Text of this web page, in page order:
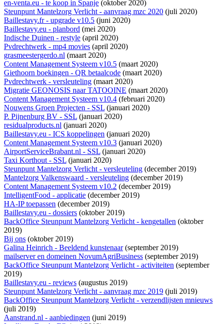
en-venta.eu - te koop in Spanje (oktober 2020)
Steunpunt Mantelzorg Verlicht - aanvraag mzc 2020 (juli 2020)
Baillestavy.fr - upgrade v10.5 (juni 2020)
Baillestavy.eu - planbord (mei 2020)
Indische Duinen - restyle (april 2020)
Pvdrechtwerk - mp4 movies (april 2020)
grasmeestergerdo.nl (maart 2020)
Content Management Systeem v10.5 (maart 2020)
Giethoorn boekingen - QR betaalcode (maart 2020)
Pvdrechtwerk - versleuteling (maart 2020)
Migratie GEONOSIS naar TATOOINE (maart 2020)
Content Management Systeem v10.4 (februari 2020)
Nouwens Groen Projecten - SSL (januari 2020)
P. Pijnenburg BV - SSL (januari 2020)
residualproducts.nl (januari 2020)
Baillestavy.eu - ICS koppelingen (januari 2020)
Content Management Systeem v10.3 (januari 2020)
AirportServiceBrabant.nl - SSL (januari 2020)
Taxi Korthout - SSL (januari 2020)
Steunpunt Mantelzorg Verlicht - versleuteling (december 2019)
Mantelzorg Valkenswaard - versleuteling (december 2019)
Content Management Systeem v10.2 (december 2019)
IntelligentFood - applicatie (december 2019)
HA-IP toepassen (december 2019)
Baillestavy.eu - dossiers (oktober 2019)
BackOffice Steunpunt Mantelzorg Verlicht - kengetallen (oktober
2019)
Bij ons (oktober 2019)
Galina Heinrich - Beeldend kunstenaar(september 2019)
mailserver en domeinen NovumAgriBusiness (september 2019)
BackOffice Steunpunt Mantelzorg Verlicht - activiteiten (september
2019)
Baillestavy.eu - reviews (augustus 2019)
Steunpunt Mantelzorg Verlicht - aanvraag mzc 2019 (juli 2019)
BackOffice Steunpunt Mantelzorg Verlicht - verzendlijsten mnieuws
(juli 2019)
Aanstrand.nl - aanbiedingen (juni 2019)